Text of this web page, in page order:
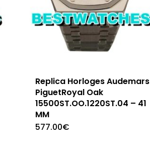
Replica Horloges Audemars
PiguetRoyal Oak
15500ST.OO.1220ST.04 – 41
MM
577.00€